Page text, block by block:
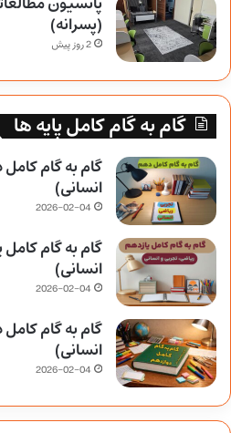
(پسرانه)
2 روز پیش
گام به گام کامل پایه ها
گام به گام
انسانی)
2026-02-04
گام به گام
انسانی)
2026-02-04
گام به گام
انسانی)
2026-02-04